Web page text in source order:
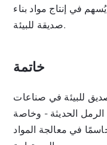
في إنتاج مواد بناء
صديقة للبيئة.
خاتمة
للبيئة في صناعات
الحديثة - وخاصة
في معالجة المواد